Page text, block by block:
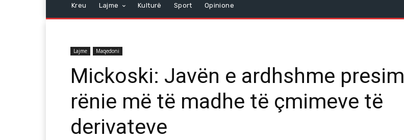
Kreu Lajme Kulturë Sport Opinione
Lajme Maqedoni
Mickoski: Javën e ardhshme presim
rënie më të madhe të çmimeve të
derivateve